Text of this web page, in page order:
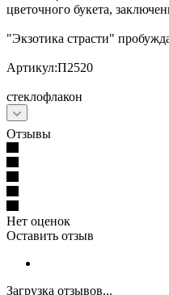
цветочного букета,
"Экзотика страсти"
Артикул:П2520
стеклофлакон
Отзывы
Нет оценок
Оставить отзыв
Загрузка отзывов...